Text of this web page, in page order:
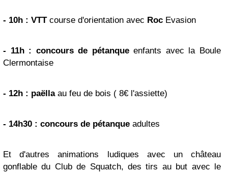
- 10h : VTTcourse d'orientation avec Roc Evasion
- 11h : concours de pétanqueenfants avec la Boule
Clermontaise
- 12h : paëllaau feu de bois ( 8€ l'assiette)
- 14h30 : concours de pétanque adultes
Et d'autres animations ludiques avec un château
gonflable du Club de Squatch, des tirs au but avec le